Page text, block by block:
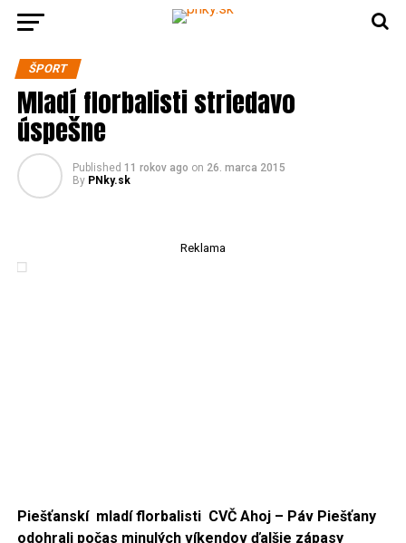
ŠPORT
Mladí florbalisti striedavo
úspešne
Published 11 rokov ago on 26. marca 2015
By PNky.sk
Reklama
Piešťanskí mladí florbalisti CVČ Ahoj – Páv Piešťany
odohrali počas minulých víkendov ďalšie zápasy